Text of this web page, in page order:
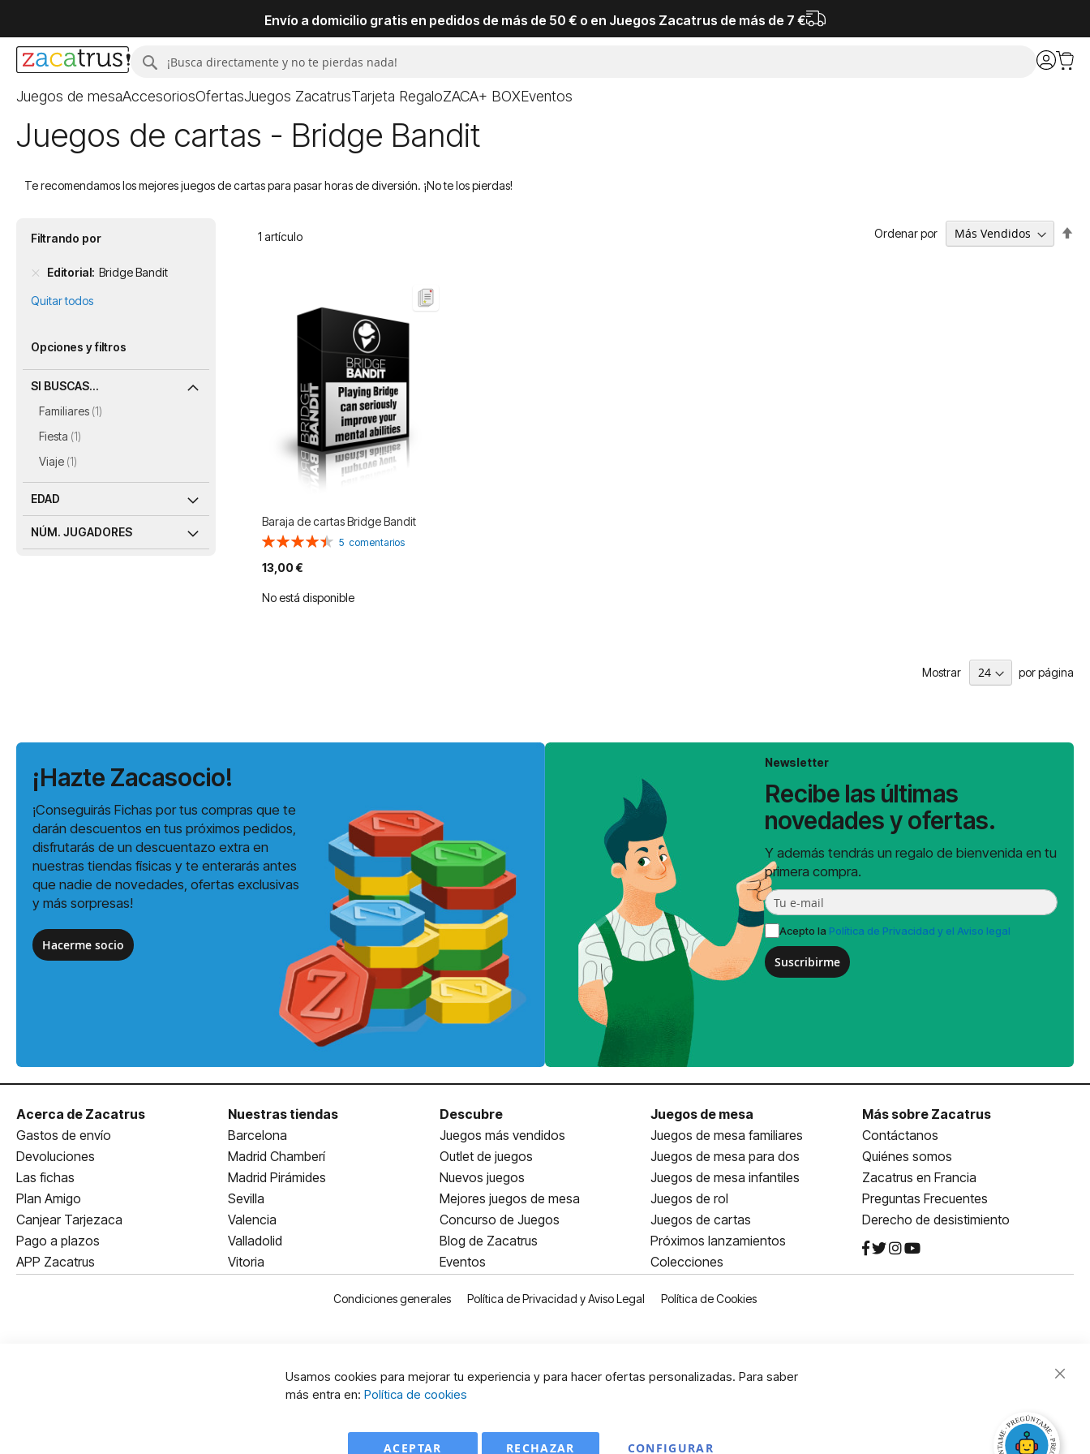
Envío a domicilio gratis en pedidos de más de 50 € o en Juegos Zacatrus de más de 7 €
Buscar
Juegos de mesaAccesoriosOfertasJuegos ZacatrusTarjeta RegaloZACA+ BOXEventos
Juegos de cartas - Bridge Bandit
Te recomendamos los mejores juegos de cartas para pasar horas de diversión. ¡No te los pierdas!
1 artículo Ordenar por
Baraja de cartas Bridge Bandit
Valoración:
5 comentarios
13,00 €
No está disponible
Mostrar por página
Filtrando por
Editorial Bridge Bandit
Quitar todos
Opciones y filtros
SI BUSCAS...
Familiares 1
artículo
Fiesta 1
artículo
Viaje 1
artículo
EDAD
NÚM. JUGADORES
¡Hazte Zacasocio!
¡Conseguirás Fichas por tus compras que te
darán descuentos en tus próximos pedidos,
disfrutarás de un descuentazo extra en
nuestras tiendas físicas y te enterarás antes
que nadie de novedades, ofertas exclusivas
y más sorpresas!
Hacerme socio
Newsletter
Recibe las últimas
novedades y ofertas.
Y además tendrás un regalo de bienvenida en tu
primera compra.
Acepto la Política de Privacidad y el Aviso legal
Suscribirme
Acerca de Zacatrus
Gastos de envío
Devoluciones
Las fichas
Plan Amigo
Canjear Tarjezaca
Pago a plazos
APP Zacatrus
Nuestras tiendas
Barcelona
Madrid Chamberí
Madrid Pirámides
Sevilla
Valencia
Valladolid
Vitoria
Descubre
Juegos más vendidos
Outlet de juegos
Nuevos juegos
Mejores juegos de mesa
Concurso de Juegos
Blog de Zacatrus
Eventos
Juegos de mesa
Juegos de mesa familiares
Juegos de mesa para dos
Juegos de mesa infantiles
Juegos de rol
Juegos de cartas
Próximos lanzamientos
Colecciones
Más sobre Zacatrus
Contáctanos
Quiénes somos
Zacatrus en Francia
Preguntas Frecuentes
Derecho de desistimiento
Condiciones generales Política de Privacidad y Aviso Legal Política de Cookies
Usamos cookies para mejorar tu experiencia y para hacer ofertas personalizadas. Para saber
más entra en: Política de cookies
ACEPTAR CONFIGURAR
RECHAZAR